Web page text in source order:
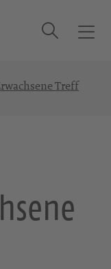
T
Suche
Treff